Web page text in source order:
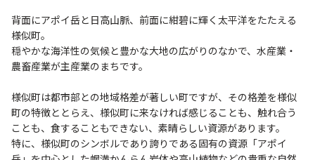
背面にアポイ岳と日高山脈、前面に紺碧に輝く太平洋をたたえる
様似町。
穏やかな海洋性の気候と豊かな大地の広がりのなかで、水産業・
農畜産業が主産業のまちです。
様似町は都市部との地域格差が著しい町ですが、その格差を様似
町の特徴ととらえ、様似町に来なければ感じることも、触れ合う
ことも、食することもできない、素晴らしい資源があります。
特に、様似町のシンボルであり誇りである固有の資源「アポイ